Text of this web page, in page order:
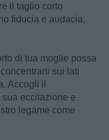
il taglio corto
fiducia e audacia,
di tua moglie possa
sui lati
Accogli il
eccitazione e
legame come